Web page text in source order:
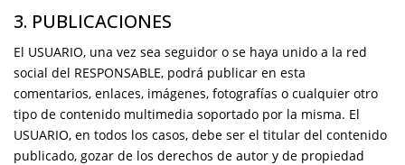
3. PUBLICACIONES
El USUARIO, una vez sea seguidor o se haya unido a la red
social del RESPONSABLE, podrá publicar en esta
comentarios, enlaces, imágenes, fotografías o cualquier otro
tipo de contenido multimedia soportado por la misma. El
USUARIO, en todos los casos, debe ser el titular del contenido
publicado, gozar de los derechos de autor y de propiedad